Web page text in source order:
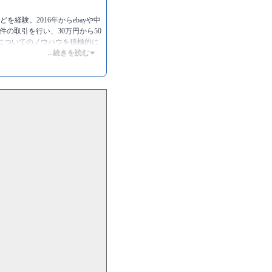
を経験。2016年からebayや中
の取引を行い、30万円から50
ついてのノウハウを積極的に
...続きを読む